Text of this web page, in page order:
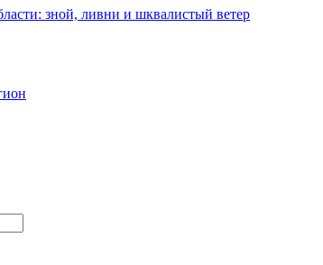
зной, ливни и шквалистый ветер